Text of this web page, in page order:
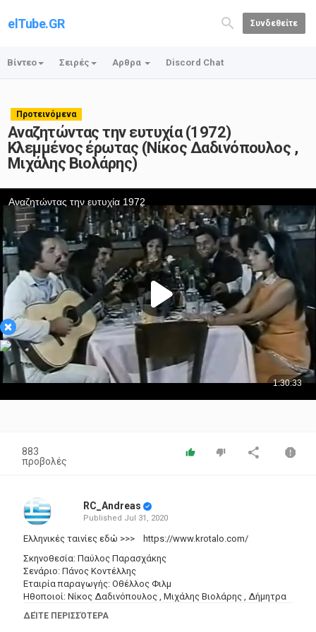
elTube.GR Συνδεθείτε
Βίντεο Σειρές Αρθρα Discord Chat
Προτεινόμενα
Αναζητώντας την ευτυχία (1972)
Κλεμμένος έρωτας (Νίκος Δαδινόπουλος ,
Μιχάλης Βιολάρης)
×
883
προβολές
RC_Andreas
Published Jul 31, 2020
Ελληνικές ταινίες εδώ >>> https://www.krotalo.com/
Σκηνοθεσία: Παύλος Παρασχάκης
Σενάριο: Πάνος Κοντέλλης
Εταιρία παραγωγής: Οθέλλος Φιλμ
Ηθοποιοί: Νίκος Δαδινόπουλος , Μιχάλης Βιολάρης , Δήμητρα
Δημητριάδου , Γιώργος Κάππης , Γιώργος Βελέντζας , Έλλη
Παναγιώτου , Ανδρέας Ποταμίτης
ΔΕΊΤΕ ΠΕΡΙΣΣΌΤΕΡΑ